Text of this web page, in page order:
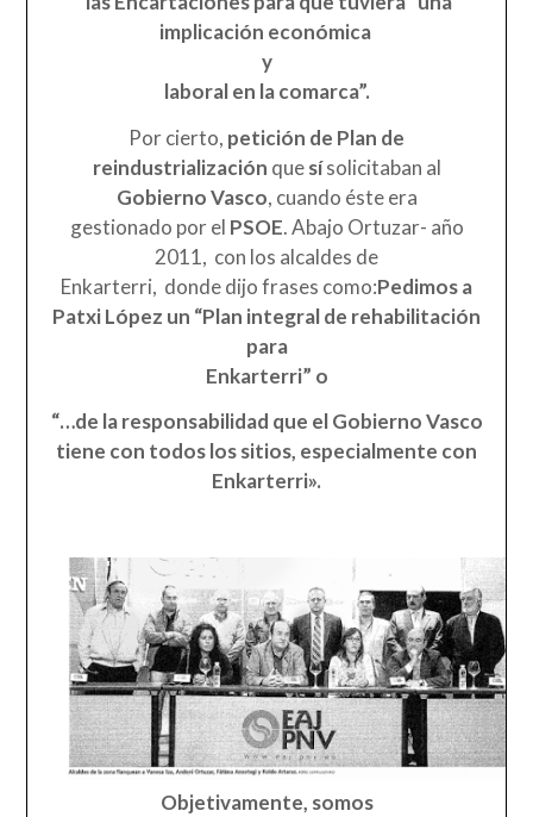
implicación económica
y
laboral en la comarca”.
Por cierto, petición de Plan de
reindustrialización quesísolicitaban al
Gobierno Vasco, cuando éste era
gestionado por el PSOE. Abajo Ortuzar- año
2011, con los alcaldes de
Enkarterri, donde dijo frases como:Pedimos a
Patxi López un “Plan integral de rehabilitación
para
Enkarterri” o
“…de la responsabilidad que elGobierno Vasco
tiene con todos los sitios, especialmente con
Enkarterri».
Objetivamente, somos